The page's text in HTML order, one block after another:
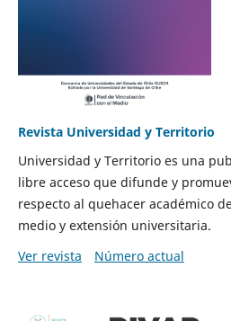
Revista Universidad y Territorio
Universidad y Territorio es una
libre acceso que difunde y
respecto al quehacer académico
medio y extensión universitaria.
Ver revista
Número actual